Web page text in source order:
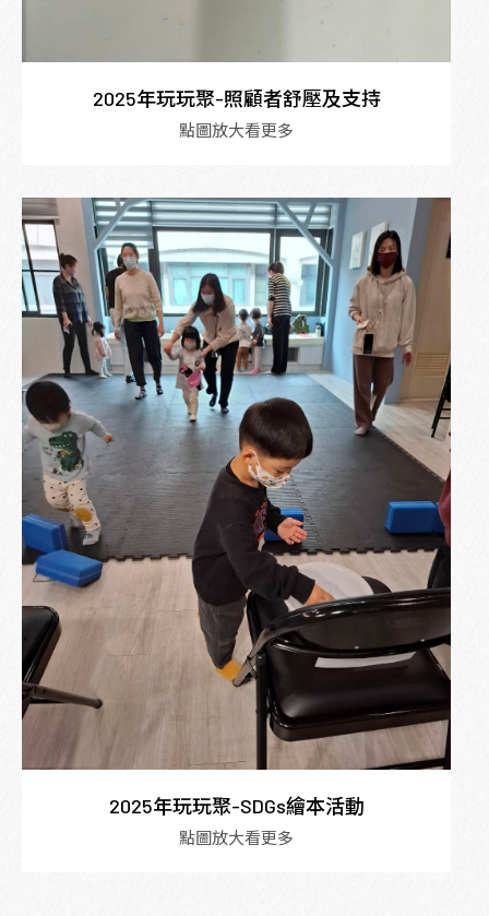
2025年玩玩聚-照顧者舒壓及支持
點圖放大看更多
2025年玩玩聚-SDGs繪本活動
點圖放大看更多